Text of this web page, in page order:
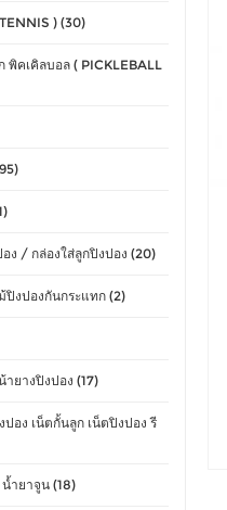
) (30)
พิคเคิลบอล ( PICKLEBALL
ง / กล่องใส่ลูกปิงปอง (20)
งปองกันกระแทก (2)
ยางปิงปอง (17)
ปอง เน็ตกั้นลูก เน็ตปิงปอง รี
ำยาจูน (18)